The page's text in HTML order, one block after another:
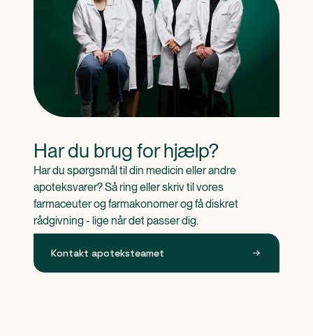
Har du brug for hjælp?
Har du spørgsmål til din medicin eller andre
apoteksvarer? Så ring eller skriv til vores
farmaceuter og farmakonomer og få diskret
rådgivning - lige når det passer dig.
Kontakt apoteksteamet